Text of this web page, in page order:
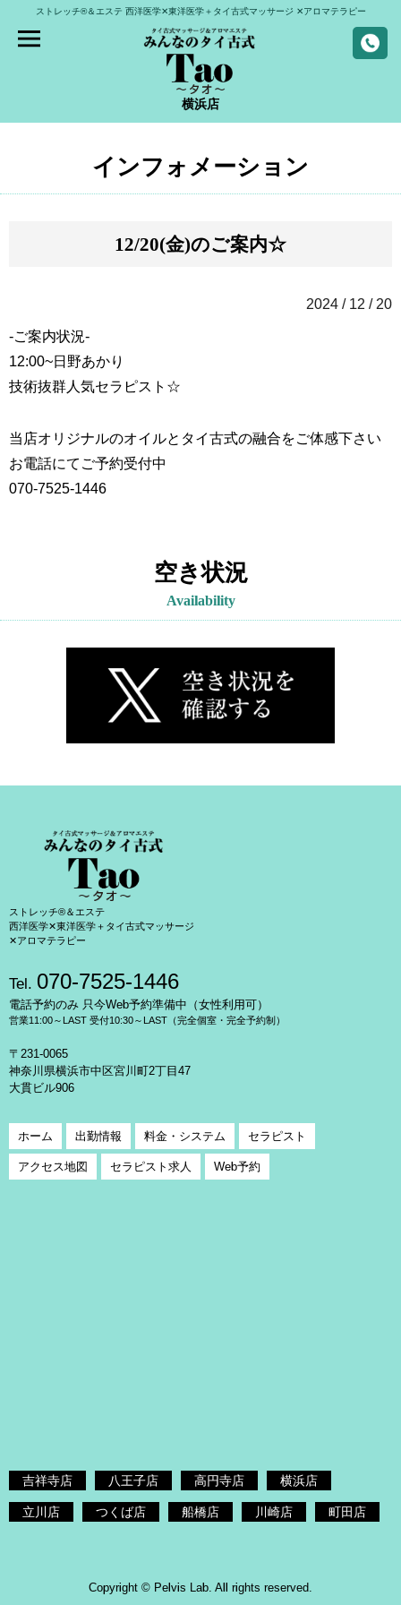
ストレッチ®＆エステ 西洋医学✕東洋医学＋タイ古式マッサージ ✕アロマテラピー
横浜店
インフォメーション
12/20(金)のご案内☆
2024 / 12 / 20
-ご案内状況-
12:00~日野あかり
技術抜群人気セラピスト☆
当店オリジナルのオイルとタイ古式の融合をご体感下さい
お電話にてご予約受付中
070-7525-1446
空き状況
Availability
ストレッチ®＆エステ
西洋医学✕東洋医学＋タイ古式マッサージ
✕アロマテラピー
Tel. 070-7525-1446
電話予約のみ 只今Web予約準備中（女性利用可）
営業11:00～LAST 受付10:30～LAST（完全個室・完全予約制）
〒231-0065
神奈川県横浜市中区宮川町2丁目47
大貫ビル906
ホーム 出勤情報 料金・システム セラピスト
アクセス地図 セラピスト求人 Web予約
吉祥寺店 八王子店 高円寺店 横浜店
立川店 つくば店 船橋店 川崎店 町田店
Copyright © Pelvis Lab. All rights reserved.